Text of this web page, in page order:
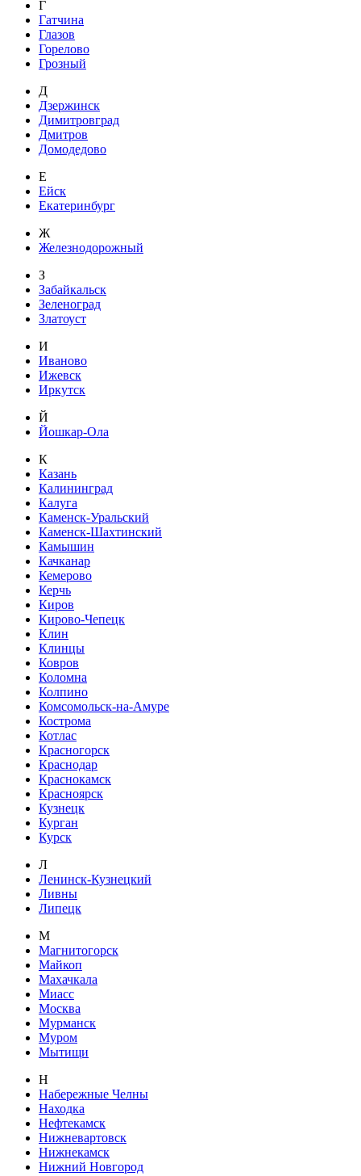
Г
Гатчина
Глазов
Горелово
Грозный
Д
Дзержинск
Димитровград
Дмитров
Домодедово
Е
Ейск
Екатеринбург
Ж
Железнодорожный
З
Забайкальск
Зеленоград
Златоуст
И
Иваново
Ижевск
Иркутск
Й
Йошкар-Ола
К
Казань
Калининград
Калуга
Каменск-Уральский
Каменск-Шахтинский
Камышин
Качканар
Кемерово
Керчь
Киров
Кирово-Чепецк
Клин
Клинцы
Ковров
Коломна
Колпино
Комсомольск-на-Амуре
Кострома
Котлас
Красногорск
Краснодар
Краснокамск
Красноярск
Кузнецк
Курган
Курск
Л
Ленинск-Кузнецкий
Ливны
Липецк
М
Магнитогорск
Майкоп
Махачкала
Миасс
Москва
Мурманск
Муром
Мытищи
Н
Набережные Челны
Находка
Нефтекамск
Нижневартовск
Нижнекамск
Нижний Новгород